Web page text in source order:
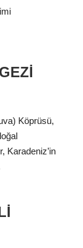
Köprüsü,
Karadeniz’in